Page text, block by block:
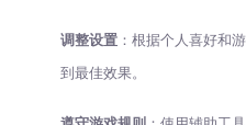
调整设置 ：根据个人喜好和
到最佳效果。